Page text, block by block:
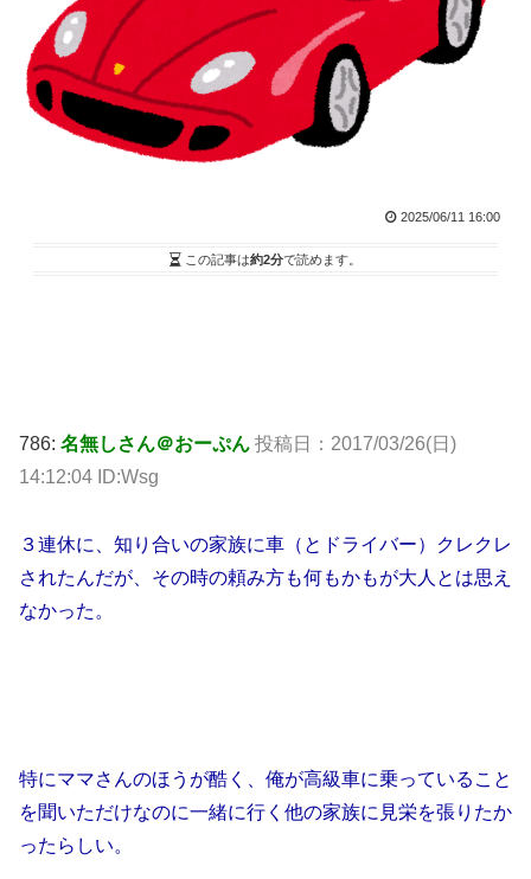
2025/06/11 16:00
この記事は約2分で読めます。
786: 名無しさん＠おーぷん 投稿日： 2017/03/26(日)
14:12:04 ID:Wsg
３連休に、知り合いの家族に車（とドライバー）クレクレ
されたんだが、その時の頼み方も何もかもが大人とは思え
なかった。
特にママさんのほうが酷く、俺が高級車に乗っていること
を聞いただけなのに一緒に行く他の家族に見栄を張りたか
ったらしい。